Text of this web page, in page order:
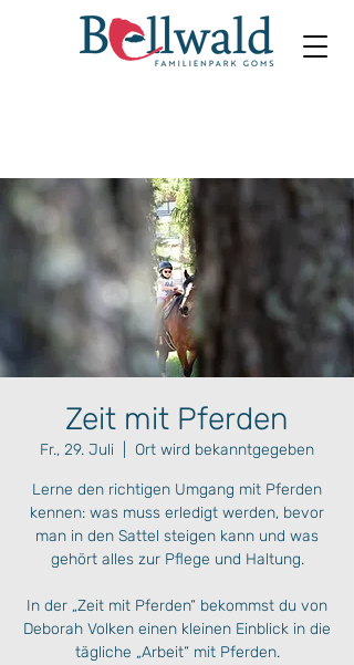
Zeit mit Pferden
Fr., 29. Juli Ort wird bekanntgegeben
Lerne den richtigen Umgang mit Pferden
kennen: was muss erledigt werden, bevor
man in den Sattel steigen kann und was
gehört alles zur Pflege und Haltung.
In der „Zeit mit Pferden“ bekommst du von
Deborah Volken einen kleinen Einblick in die
tägliche „Arbeit“ mit Pferden.